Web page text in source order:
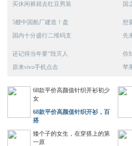
买休闲裤就去红豆男装
国
5艘中国船厂建造！盘
国内十分盛行二维码支
想
先
还记得当年要“毁灭人
原来vivo手机点击
你
苹
68款平价高颜值针织开衫初少
女
68款平价高颜值针织开衫，百
搭
矮个子的女生，在穿搭上的第
一原